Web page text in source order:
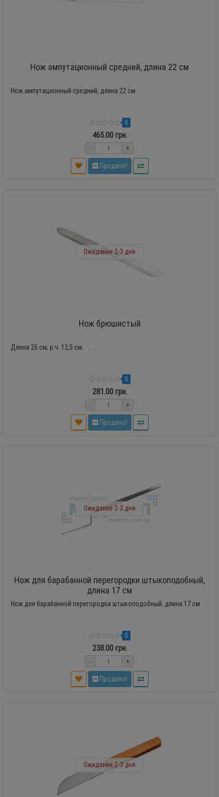
Нож ампутационный средний, длина 22 см
Нож ампутационный средний, длина 22 см ..
0
465.00 грн.
- +
Продано!
Ожидание 2-3 дня
Нож брюшистый
Длина 25 см, р.ч. 12,5 см. ..
0
281.00 грн.
- +
Продано!
Ожидание 2-3 дня
Нож для барабанной перегородки штыкоподобный,
длина 17 см
Нож для барабанной перегородки штыкоподобный, длина 17 см ..
0
238.00 грн.
- +
Продано!
Ожидание 2-3 дня